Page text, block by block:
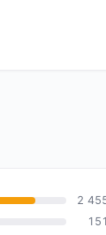
2
151